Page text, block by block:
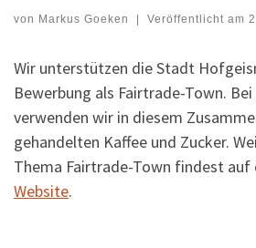
von Markus Goeken | Veröffentlicht am
Wir unterstützen die Stadt
Bewerbung als Fairtrade-Town.
verwenden wir in diesem
gehandelten Kaffee und Zucker.
Thema Fairtrade-Town findest auf
Website.